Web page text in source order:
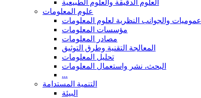
العلوم الدقيقة والعلوم الطبيعية
علوم المعلومات
عموميات والجوانب النظرية لعلوم المعلومات
مؤسسات المعلومات
مصادر المعلومات
المعالجة التقنية وطرق التوثيق
تحليل المعلومات
البحث، نشر واستعمال المعلومات
...
التنمية المستدامة
البيئة